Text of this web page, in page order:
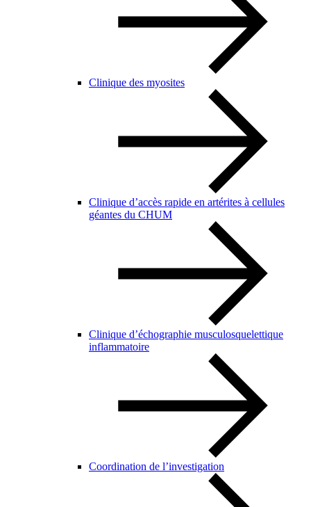
Clinique des myosites
Clinique d’accès rapide en artérites à cellules
géantes du CHUM
Clinique d’échographie musculosquelettique
inflammatoire
Coordination de l’investigation